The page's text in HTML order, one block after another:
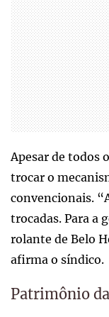
Apesar de todos
trocar o
convencionais.
trocadas. Para a
rolante de Belo
afirma o síndico.
Patrimônio